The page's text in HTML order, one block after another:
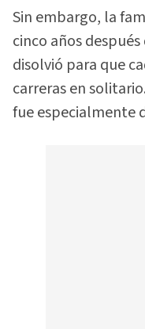
Sin embargo, la
cinco años
disolvió para que
carreras en solitario.
fue especialmente